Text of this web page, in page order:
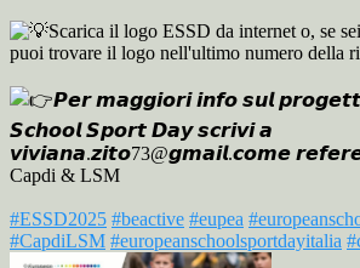
Scarica il logo ESSD da internet o, se
puoi trovare il logo nell'ultimo numero della
𝙋𝙚𝙧 𝙢𝙖𝙜𝙜𝙞𝙤𝙧𝙞 𝙞𝙣𝙛𝙤 𝙨𝙪𝙡
𝙎𝙘𝙝𝙤𝙤𝙡 𝙎𝙥𝙤𝙧𝙩 𝘿𝙖𝙮 𝙨𝙘𝙧𝙞𝙫𝙞 𝙖
𝙫𝙞𝙫𝙞𝙖𝙣𝙖.𝙯𝙞𝙩𝙤73@𝙜𝙢𝙖𝙞𝙡.𝙘𝙤𝙢𝙚
Capdi & LSM
#ESSD2025 #beactive #eupea
#CapdiLSM #europeanschoolsportdayitalia